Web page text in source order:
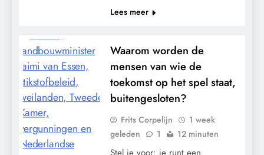
Lees meer
Waarom worden de
mensen van wie de
toekomst op het spel staat,
buitengesloten?
Frits Corpelijn
1 week
geleden
1 12 minuten